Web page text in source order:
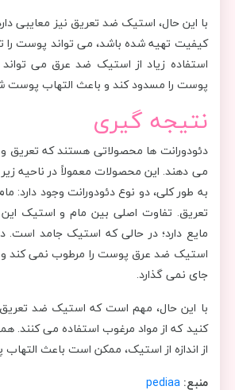
با این حال، استیک ضد تعریق نیز معایبی
کیفیت تهیه شده باشد، می تواند پوست
استفاده زیاد از استیک ضد عرق می تواند
پوست را مسدود کند و باعث التهاب پوست
نتیجه گیری
دئودورانت ها محصولاتی هستند که تعریق
می دهند. این محصولات معمولاً در ناحیه
به طور کلی، دو نوع دئودورانت وجود دارد:
تعریق. تفاوت اصلی بین مام و استیک
مایع دارد؛ در حالی که استیک جامد است.
استیک ضد عرق پوست را مرطوب نمی کند و
جای نمی گذارد.
با این حال، مهم است که استیک ضد تعریق
کنید که از مواد مرغوب استفاده می کنند.
از اندازه از استیک، ممکن است باعث
منبع: pediaa